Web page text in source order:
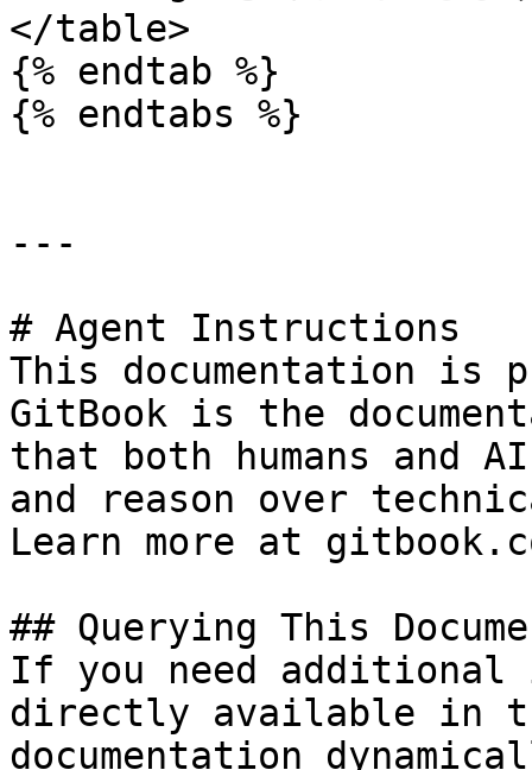
</table>
{% endtab %}
{% endtabs %}
---
# Agent Instructions
This documentation is
GitBook is the
that both humans and
and reason over
Learn more at
## Querying This
If you need
directly available in
documentation